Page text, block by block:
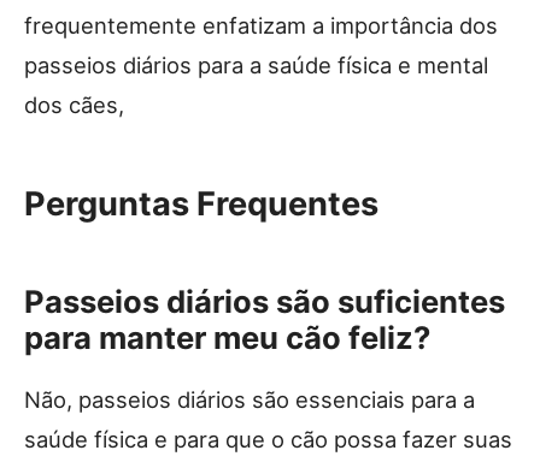
frequentemente enfatizam a importância dos
passeios diários para a saúde física e mental
dos cães,
Perguntas Frequentes
Passeios diários são suficientes
para manter meu cão feliz?
Não, passeios diários são essenciais para a
saúde física e para que o cão possa fazer suas